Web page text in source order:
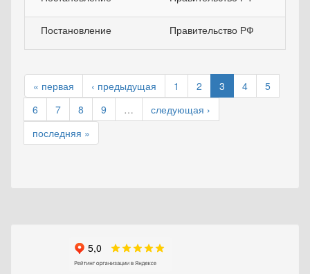
Постановление Правительство РФ
« первая ‹ предыдущая 1 2 3 4
5
6
7 8 9 …
следующая ›
последняя »